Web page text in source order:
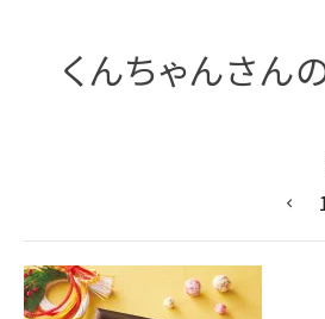
診断チャート
くんちゃんさん